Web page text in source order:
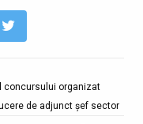
concursului organizat
de adjunct șef sector